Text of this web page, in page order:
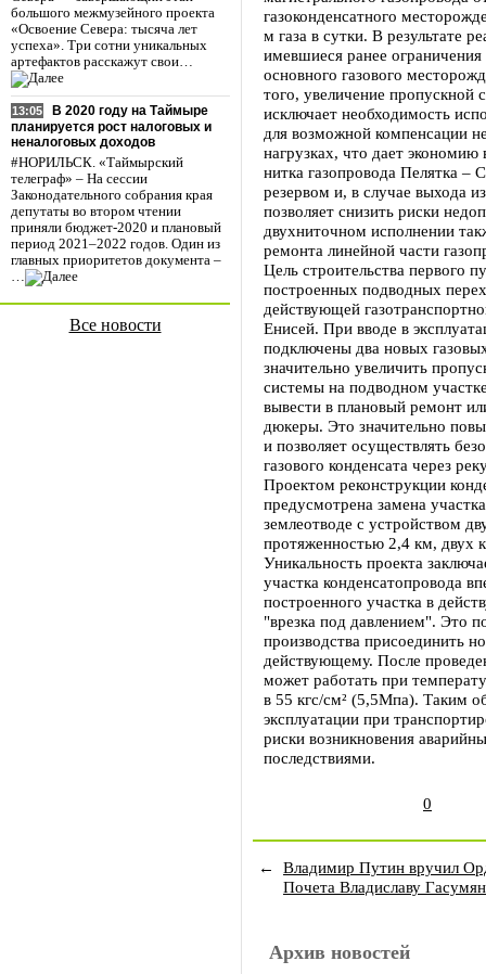
большого межмузейного проекта
«Освоение Севера: тысяча лет
успеха». Три сотни уникальных
артефактов расскажут свои…
13:05
В 2020 году на Таймыре
планируется рост налоговых и
неналоговых доходов
#НОРИЛЬСК. «Таймырский
телеграф» – На сессии
Законодательного собрания края
депутаты во втором чтении
приняли бюджет-2020 и плановый
период 2021–2022 годов. Один из
главных приоритетов документа –
…
Все новости
газоконденсатного
м газа в сутки. В результате
имевшиеся ранее
основного газового
того, увеличение пропускной
исключает необходимость
для возможной компенсации
нагрузках, что дает
нитка газопровода Пелятка –
резервом и, в случае выхода
позволяет снизить риски
двухниточном исполнении
ремонта линейной части
Цель строительства первого
построенных подводных
действующей
Енисей. При вводе в
подключены два новых
значительно увеличить
системы на подводном
вывести в плановый ремонт
дюкеры. Это значительно
и позволяет осуществлять
газового конденсата через
Проектом реконструкции
предусмотрена замена
землеотводе с устройством
протяженностью 2,4 км, двух
Уникальность проекта
участка конденсатопровода
построенного участка в
"врезка под давлением". Это
производства присоединить
действующему. После
может работать при
в 55 кгс/см² (5,5Мпа). Таким
эксплуатации при
риски возникновения
последствиями.
0
←
Владимир Путин вручил
Почета Владиславу
Архив новостей